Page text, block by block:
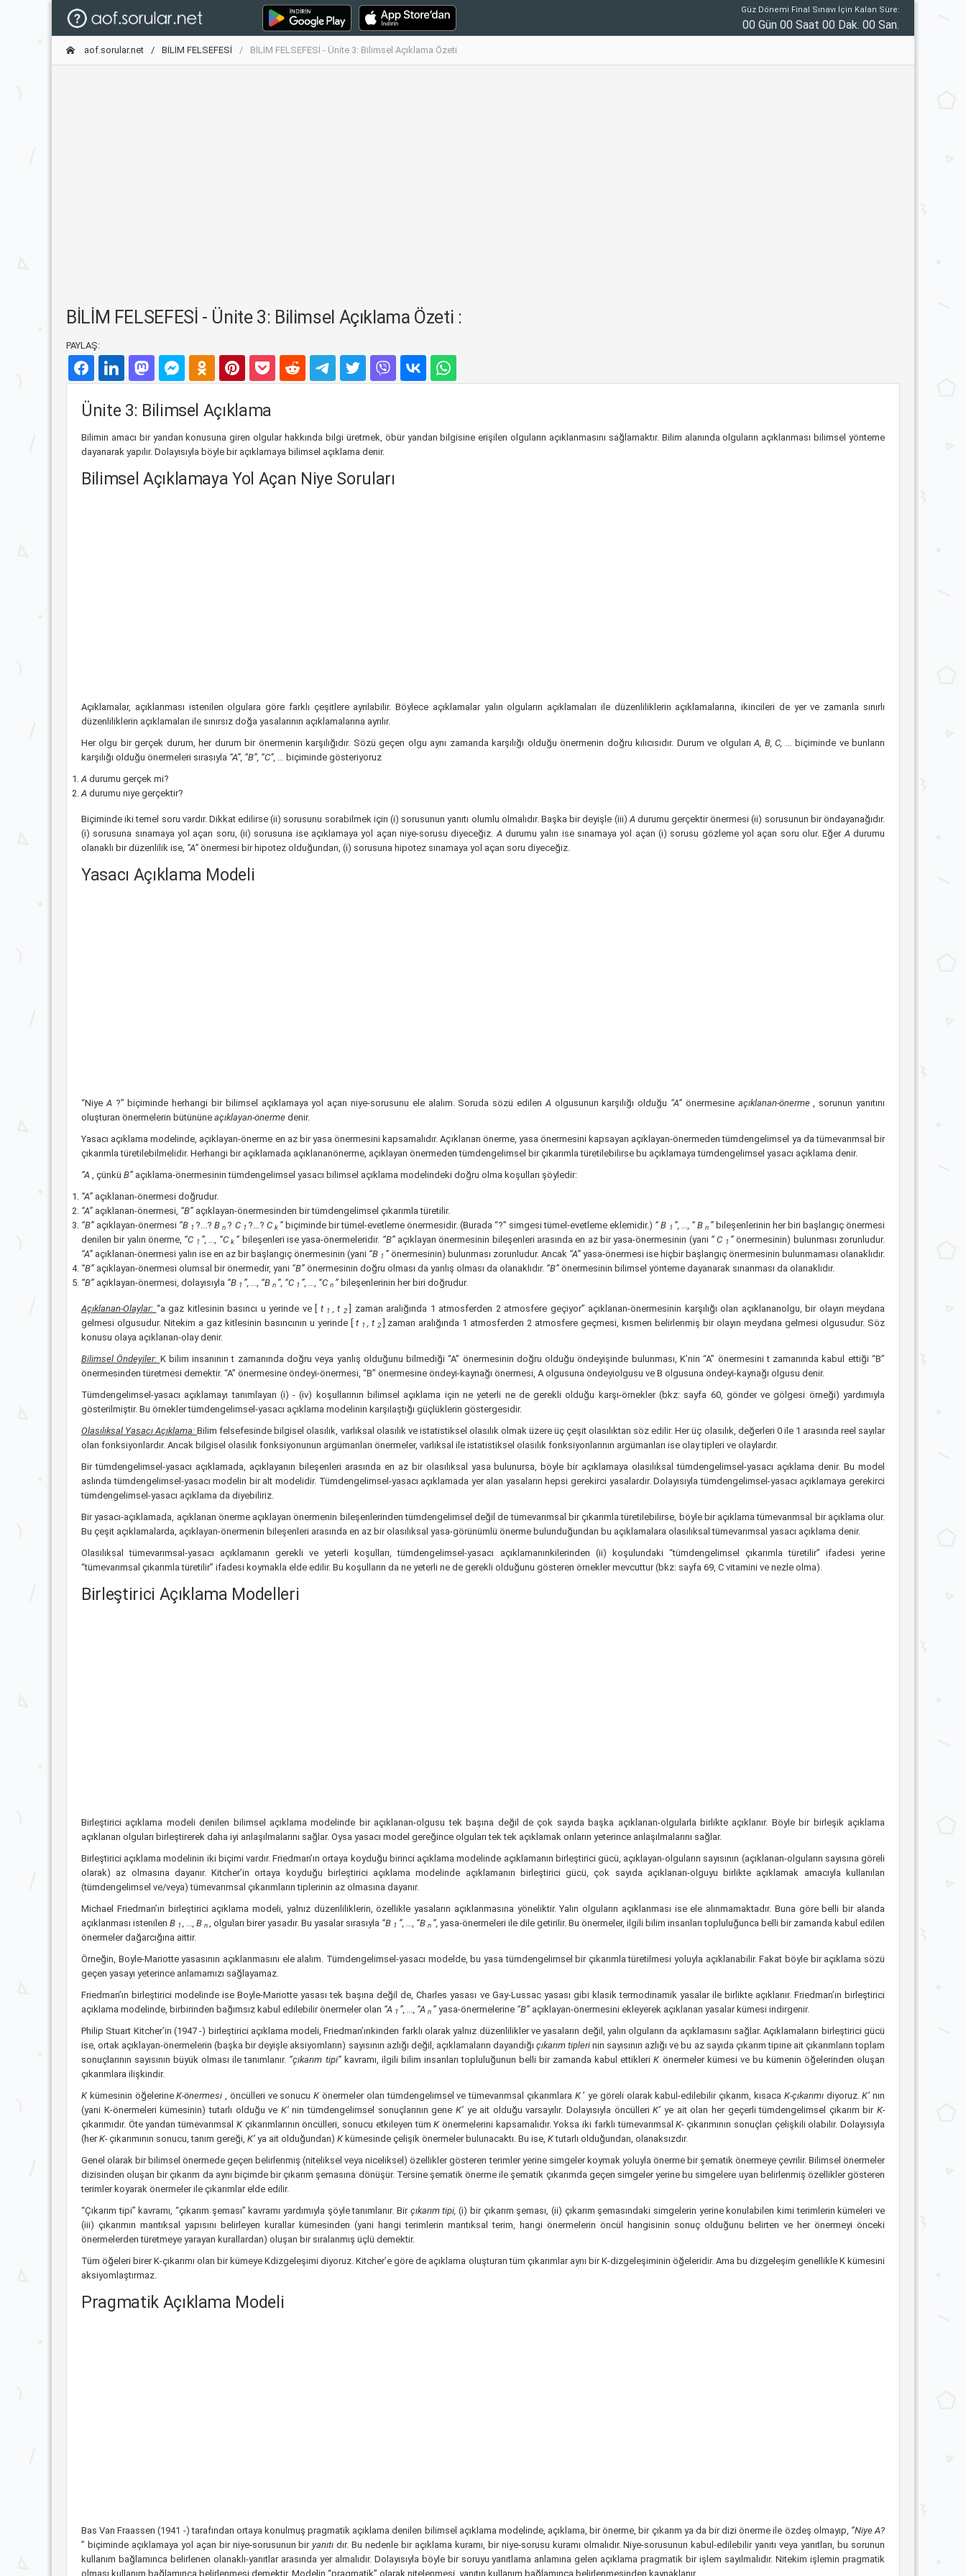
Güz Dönemi Final Sınavı İçin Kalan Süre:
00 Gün 00 Saat 00 Dak. 00 San.
aof.sorular.net BİLİM FELSEFESİ BİLİM FELSEFESİ - Ünite 3: Bilimsel Açıklama Özeti
BİLİM FELSEFESİ - Ünite 3: Bilimsel Açıklama Özeti :
PAYLAŞ:
Ünite 3: Bilimsel Açıklama
Bilimin amacı bir yandan konusuna giren olgular hakkında bilgi üretmek, öbür yandan bilgisine erişilen olguların açıklanmasını sağlamaktır. Bilim alanında olguların açıklanması bilimsel yönteme
dayanarak yapılır. Dolayısıyla böyle bir açıklamaya bilimsel açıklama denir.
Bilimsel Açıklamaya Yol Açan Niye Soruları
Açıklamalar, açıklanması istenilen olgulara göre farklı çeşitlere ayrılabilir. Böylece açıklamalar yalın olguların açıklamaları ile düzenliliklerin açıklamalarına, ikincileri de yer ve zamanla sınırlı
düzenliliklerin açıklamaları ile sınırsız doğa yasalarının açıklamalarına ayrılır.
Her olgu bir gerçek durum, her durum bir önermenin karşılığıdır. Sözü geçen olgu aynı zamanda karşılığı olduğu önermenin doğru kılıcısıdır. Durum ve olgularıA, B, C, ... biçiminde ve bunların
karşılığı olduğu önermeleri sırasıyla “A”, “B”, “C”, ... biçiminde gösteriyoruz
A durumu gerçek mi?
A durumu niye gerçektir?
Biçiminde iki temel soru vardır. Dikkat edilirse (ii) sorusunu sorabilmek için (i) sorusunun yanıtı olumlu olmalıdır. Başka bir deyişle (iii)A durumu gerçektir önermesi (ii) sorusunun bir öndayanağıdır.
(i) sorusuna sınamaya yol açan soru, (ii) sorusuna ise açıklamaya yol açan niye-sorusu diyeceğiz.Adurumu yalın ise sınamaya yol açan (i) sorusu gözleme yol açan soru olur. EğerAdurumu
olanaklı bir düzenlilik ise, “A” önermesi bir hipotez olduğundan, (i) sorusuna hipotez sınamaya yol açan soru diyeceğiz.
Yasacı Açıklama Modeli
“NiyeA ?” biçiminde herhangi bir bilimsel açıklamaya yol açan niye-sorusunu ele alalım. Soruda sözü edilenA olgusunun karşılığı olduğu “A” önermesine açıklanan-önerme, sorunun yanıtını
oluşturan önermelerin bütününe açıklayan-önerme denir.
Yasacı açıklama modelinde, açıklayan-önerme en az bir yasa önermesini kapsamalıdır. Açıklanan önerme, yasa önermesini kapsayan açıklayan-önermeden tümdengelimsel ya da tümevarımsal bir
çıkarımla türetilebilmelidir. Herhangi bir açıklamada açıklananönerme, açıklayan önermeden tümdengelimsel bir çıkarımla türetilebilirse bu açıklamaya tümdengelimsel yasacı açıklama denir.
“A , çünkü B” açıklama-önermesinin tümdengelimsel yasacı bilimsel açıklama modelindeki doğru olma koşulları şöyledir:
“A” açıklanan-önermesi doğrudur.
“A” açıklanan-önermesi, “B” açıklayan-önermesinden bir tümdengelimsel çıkarımla türetilir.
“B” açıklayan-önermesi “B 1 ?...?Bn ? C 1 ?…? C k ” biçiminde bir tümel-evetleme önermesidir. (Burada “?” simgesi tümel-evetleme eklemidir.) “ B 1 ”, ..., “ B n ” bileşenlerinin her biri başlangıç önermesi
denilen bir yalın önerme, “C 1 ”, ..., “Ck ” bileşenleri ise yasa-önermeleridir. “B” açıklayan önermesinin bileşenleri arasında en az bir yasa-önermesinin (yani “ C 1 ”önermesinin) bulunması zorunludur.
“A” açıklanan-önermesi yalın ise en az bir başlangıç önermesinin (yani “B 1 ” önermesinin) bulunması zorunludur. Ancak “A” yasa-önermesi ise hiçbir başlangıç önermesinin bulunmaması olanaklıdır.
“B” açıklayan-önermesi olumsal bir önermedir, yani “B” önermesinin doğru olması da yanlış olması da olanaklıdır. “B” önermesinin bilimsel yönteme dayanarak sınanması da olanaklıdır.
“B” açıklayan-önermesi, dolayısıyla “B 1 ”, ..., “B n ”, “C 1 ”, ..., “C n ” bileşenlerinin her biri doğrudur.
Açıklanan-Olaylar: “a gaz kitlesinin basıncı u yerinde ve [ t 1, t 2
] zaman aralığında 1 atmosferden 2 atmosfere geçiyor” açıklanan-önermesinin karşılığı olan açıklananolgu, bir olayın meydana
gelmesi olgusudur. Nitekim a gaz kitlesinin basıncının u yerinde [ t 1, t 2
] zaman aralığında 1 atmosferden 2 atmosfere geçmesi, kısmen belirlenmiş bir olayın meydana gelmesi olgusudur. Söz
konusu olaya açıklanan-olay denir.
Bilimsel Öndeyiler: K bilim insanının t zamanında doğru veya yanlış olduğunu bilmediği “A” önermesinin doğru olduğu öndeyişinde bulunması, K’nin “A” önermesini t zamanında kabul ettiği “B”
önermesinden türetmesi demektir. “A” önermesine öndeyi-önermesi, “B” önermesine öndeyi-kaynağı önermesi, A olgusuna öndeyiolgusu ve B olgusuna öndeyi-kaynağı olgusu denir.
Tümdengelimsel-yasacı açıklamayı tanımlayan (i) - (iv) koşullarının bilimsel açıklama için ne yeterli ne de gerekli olduğu karşı-örnekler (bkz: sayfa 60, gönder ve gölgesi örneği) yardımıyla
gösterilmiştir. Bu örnekler tümdengelimsel-yasacı açıklama modelinin karşılaştığı güçlüklerin göstergesidir.
Olasılıksal Yasacı Açıklama:Bilim felsefesinde bilgisel olasılık, varlıksal olasılık ve istatistiksel olasılık olmak üzere üç çeşit olasılıktan söz edilir. Her üç olasılık, değerleri 0 ile 1 arasında reel sayılar
olan fonksiyonlardır. Ancak bilgisel olasılık fonksiyonunun argümanları önermeler, varlıksal ile istatistiksel olasılık fonksiyonlarının argümanları ise olay tipleri ve olaylardır.
Bir tümdengelimsel-yasacı açıklamada, açıklayanın bileşenleri arasında en az bir olasılıksal yasa bulunursa, böyle bir açıklamaya olasılıksal tümdengelimsel-yasacı açıklama denir. Bu model
aslında tümdengelimsel-yasacı modelin bir alt modelidir. Tümdengelimsel-yasacı açıklamada yer alan yasaların hepsi gerekirci yasalardır. Dolayısıyla tümdengelimsel-yasacı açıklamaya gerekirci
tümdengelimsel-yasacı açıklama da diyebiliriz.
Bir yasacı-açıklamada, açıklanan önerme açıklayan önermenin bileşenlerinden tümdengelimsel değil de tümevarımsal bir çıkarımla türetilebilirse, böyle bir açıklama tümevarımsal bir açıklama olur.
Bu çeşit açıklamalarda, açıklayan-önermenin bileşenleri arasında en az bir olasılıksal yasa-görünümlü önerme bulunduğundan bu açıklamalara olasılıksal tümevarımsal yasacı açıklama denir.
Olasılıksal tümevarımsal-yasacı açıklamanın gerekli ve yeterli koşulları, tümdengelimsel-yasacı açıklamanınkilerinden (ii) koşulundaki “tümdengelimsel çıkarımla türetilir” ifadesi yerine
“tümevarımsal çıkarımla türetilir” ifadesi koymakla elde edilir. Bu koşulların da ne yeterli ne de gerekli olduğunu gösteren örnekler mevcuttur (bkz: sayfa 69, C vitamini ve nezle olma).
Birleştirici Açıklama Modelleri
Birleştirici açıklama modeli denilen bilimsel açıklama modelinde bir açıklanan-olgusu tek başına değil de çok sayıda başka açıklanan-olgularla birlikte açıklanır. Böyle bir birleşik açıklama
açıklanan olguları birleştirerek daha iyi anlaşılmalarını sağlar. Oysa yasacı model gereğince olguları tek tek açıklamak onların yeterince anlaşılmalarını sağlar.
Birleştirici açıklama modelinin iki biçimi vardır. Friedman’ın ortaya koyduğu birinci açıklama modelinde açıklamanın birleştirici gücü, açıklayan-olguların sayısının (açıklanan-olguların sayısına göreli
olarak) az olmasına dayanır. Kitcher’in ortaya koyduğu birleştirici açıklama modelinde açıklamanın birleştirici gücü, çok sayıda açıklanan-olguyu birlikte açıklamak amacıyla kullanılan
(tümdengelimsel ve/veya) tümevarımsal çıkarımların tiplerinin az olmasına dayanır.
Michael Friedman’ın birleştirici açıklama modeli, yalnız düzenliliklerin, özellikle yasaların açıklanmasına yöneliktir. Yalın olguların açıklanması ise ele alınmamaktadır. Buna göre belli bir alanda
açıklanması istenilenB 1, ..., Bn, olguları birer yasadır. Bu yasalar sırasıyla “B 1 ”, ..., “B n ”, yasa-önermeleri ile dile getirilir. Bu önermeler, ilgili bilim insanları topluluğunca belli bir zamanda kabul edilen
önermeler dağarcığına aittir.
Örneğin, Boyle-Mariotte yasasının açıklanmasını ele alalım. Tümdengelimsel-yasacı modelde, bu yasa tümdengelimsel bir çıkarımla türetilmesi yoluyla açıklanabilir. Fakat böyle bir açıklama sözü
geçen yasayı yeterince anlamamızı sağlayamaz.
Friedman’ın birleştirici modelinde ise Boyle-Mariotte yasası tek başına değil de, Charles yasası ve Gay-Lussac yasası gibi klasik termodinamik yasalar ile birlikte açıklanır. Friedman’ın birleştirici
açıklama modelinde, birbirinden bağımsız kabul edilebilir önermeler olan “A 1 ”, ..., “A n ” yasa-önermelerine “B” açıklayan-önermesini ekleyerek açıklanan yasalar kümesi indirgenir.
Philip Stuart Kitcher’in (1947 -) birleştirici açıklama modeli, Friedman’ınkinden farklı olarak yalnız düzenlilikler ve yasaların değil, yalın olguların da açıklamasını sağlar. Açıklamaların birleştirici gücü
ise, ortak açıklayan-önermelerin (başka bir deyişle aksiyomların) sayısının azlığı değil, açıklamaların dayandığı çıkarım tiplerinin sayısının azlığı ve bu az sayıda çıkarım tipine ait çıkarımların toplam
sonuçlarının sayısının büyük olması ile tanımlanır. “çıkarım tipi” kavramı, ilgili bilim insanları topluluğunun belli bir zamanda kabul ettikleriK önermeler kümesi ve bu kümenin öğelerinden oluşan
çıkarımlara ilişkindir.
K kümesinin öğelerineK-önermesi, öncülleri ve sonucuK önermeler olan tümdengelimsel ve tümevarımsal çıkarımlara K’ ye göreli olarak kabul-edilebilir çıkarım, kısaca K-çıkarımı diyoruz.K’nın
(yani K-önermeleri kümesinin) tutarlı olduğu ve K’nin tümdengelimsel sonuçlarının gene K’ ye ait olduğu varsayılır. Dolayısıyla öncülleriK’ye ait olan her geçerli tümdengelimsel çıkarım birK-
çıkarımıdır. Öte yandan tümevarımsal K çıkarımlarının öncülleri, sonucu etkileyen tümKönermelerini kapsamalıdır. Yoksa iki farklı tümevarımsalK-çıkarımının sonuçları çelişkili olabilir. Dolayısıyla
(herK-çıkarımının sonucu, tanım gereği, K’ ya ait olduğundan) K kümesinde çelişik önermeler bulunacaktı. Bu ise, Ktutarlı olduğundan, olanaksızdır.
Genel olarak bir bilimsel önermede geçen belirlenmiş (niteliksel veya niceliksel) özellikler gösteren terimler yerine simgeler koymak yoluyla önerme bir şematik önermeye çevrilir. Bilimsel önermeler
dizisinden oluşan bir çıkarım da aynı biçimde bir çıkarım şemasına dönüşür. Tersine şematik önerme ile şematik çıkarımda geçen simgeler yerine bu simgelere uyan belirlenmiş özellikler gösteren
terimler koyarak önermeler ile çıkarımlar elde edilir.
“Çıkarım tipi” kavramı, “çıkarım şeması” kavramı yardımıyla şöyle tanımlanır. Bir çıkarım tipi,(i) bir çıkarım şeması, (ii) çıkarım şemasındaki simgelerin yerine konulabilen kimi terimlerin kümeleri ve
(iii) çıkarımın mantıksal yapısını belirleyen kurallar kümesinden (yani hangi terimlerin mantıksal terim, hangi önermelerin öncül hangisinin sonuç olduğunu belirten ve her önermeyi önceki
önermelerden türetmeye yarayan kurallardan) oluşan bir sıralanmış üçlü demektir.
Tüm öğeleri birer K-çıkarımı olan bir kümeye Kdizgeleşimi diyoruz. Kitcher’e göre de açıklama oluşturan tüm çıkarımlar aynı bir K-dizgeleşiminin öğeleridir. Ama bu dizgeleşim genellikle K kümesini
aksiyomlaştırmaz.
Pragmatik Açıklama Modeli
Bas Van Fraassen (1941 -) tarafından ortaya konulmuş pragmatik açıklama denilen bilimsel açıklama modelinde, açıklama, bir önerme, bir çıkarım ya da bir dizi önerme ile özdeş olmayıp, “Niye A?
” biçiminde açıklamaya yol açan bir niye-sorusunun biryanıtıdır. Bu nedenle bir açıklama kuramı, bir niye-sorusu kuramı olmalıdır. Niye-sorusunun kabul-edilebilir yanıtı veya yanıtları, bu sorunun
kullanım bağlamınca belirlenen olanaklı-yanıtlar arasında yer almalıdır. Dolayısıyla böyle bir soruyu yanıtlama anlamına gelen açıklama pragmatik bir işlem sayılmalıdır. Nitekim işlemin pragmatik
olması kullanım bağlamınca belirlenmesi demektir. Modelin “pragmatik” olarak nitelenmesi, yanıtın kullanım bağlamınca belirlenmesinden kaynaklanır.